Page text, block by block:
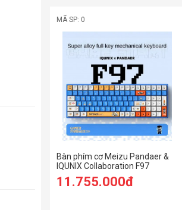
MÃ SP: 0
Bàn phím cơ Meizu Pandaer &
IQUNIX Collaboration F97
Hotswap Rgb Keyboard (TTC
Fast Sliver)
11.755.000đ